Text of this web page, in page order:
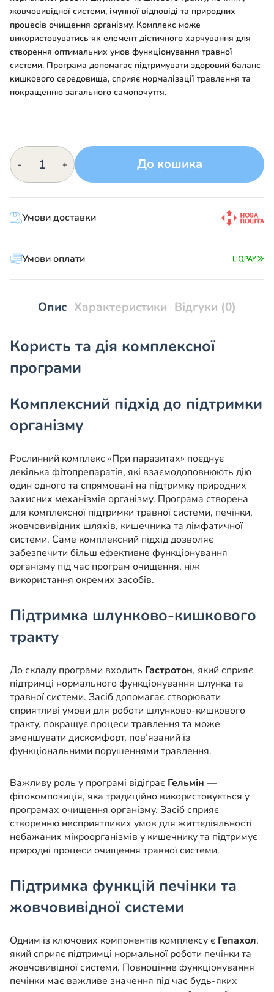
жовчовивідної системи, імунної відповіді та природних
процесів очищення організму. Комплекс може
використовуватись як елемент дієтичного харчування для
створення оптимальних умов функціонування травної
системи. Програма допомагає підтримувати здоровий баланс
кишкового середовища, сприяє нормалізації травлення та
покращенню загального самопочуття.
-
Рослинний
комплекс
№91
кількість
+ До кошика
Умови доставки
Умови оплати
Опис Характеристики Відгуки (0)
Користь та дія комплексної
програми
Комплексний підхід до підтримки
організму
Рослинний комплекс «При паразитах» поєднує
декілька фітопрепаратів, які взаємодоповнюють дію
один одного та спрямовані на підтримку природних
захисних механізмів організму. Програма створена
для комплексної підтримки травної системи, печінки,
жовчовивідних шляхів, кишечника та лімфатичної
системи. Саме комплексний підхід дозволяє
забезпечити більш ефективне функціонування
організму під час програм очищення, ніж
використання окремих засобів.
Підтримка шлунково-кишкового
тракту
До складу програми входить Гастротон, який сприяє
підтримці нормального функціонування шлунка та
травної системи. Засіб допомагає створювати
сприятливі умови для роботи шлунково-кишкового
тракту, покращує процеси травлення та може
зменшувати дискомфорт, пов’язаний із
функціональними порушеннями травлення.
Важливу роль у програмі відіграє Гельмін —
фітокомпозиція, яка традиційно використовується у
програмах очищення організму. Засіб сприяє
створенню несприятливих умов для життєдіяльності
небажаних мікроорганізмів у кишечнику та підтримує
природні процеси очищення травної системи.
Підтримка функцій печінки та
жовчовивідної системи
Одним із ключових компонентів комплексу є Гепахол,
який сприяє підтримці нормальної роботи печінки та
жовчовивідної системи. Повноцінне функціонування
печінки має важливе значення під час будь-яких